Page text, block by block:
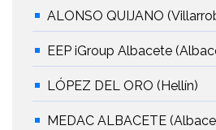
ALONSO QUIJANO
EEP iGroup Albacete
LÓPEZ DEL ORO (Hellín)
MEDAC ALBACETE